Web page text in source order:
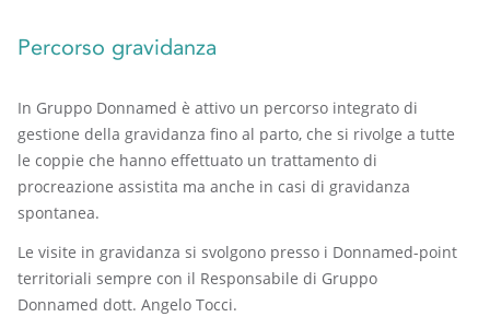
Percorso gravidanza
In Gruppo Donnamed è attivo un percorso integrato di
gestione della gravidanza fino al parto, che si rivolge a tutte
le coppie che hanno effettuato un trattamento di
procreazione assistita ma anche in casi di gravidanza
spontanea.
Le visite in gravidanza si svolgono presso i Donnamed-point
territoriali sempre con il Responsabile di Gruppo
Donnamed dott. Angelo Tocci.